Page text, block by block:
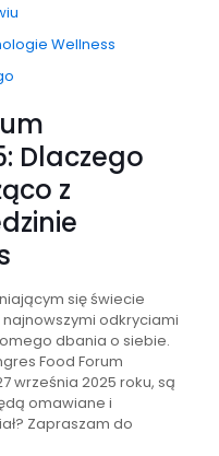
Wellness
Dlaczego
z
się świecie
odkryciami
dbania o siebie.
Food Forum
września 2025 roku, są
omawiane i
Zapraszam do